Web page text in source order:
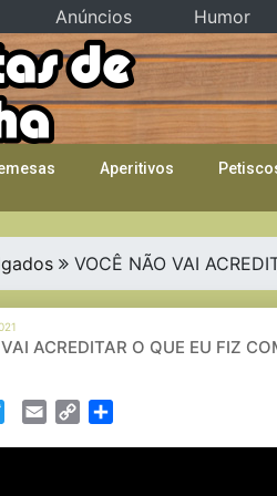
Aperitivos
VOCÊ NÃO VAI
ACREDITAR O QUE EU FIZ
TwitterEmail Copy
Anúncios Humor